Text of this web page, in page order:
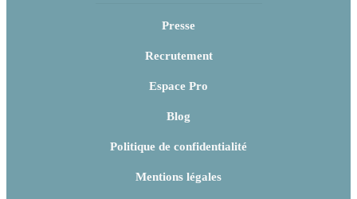
Presse
Recrutement
Espace Pro
Blog
Politique de confidentialité
Mentions légales